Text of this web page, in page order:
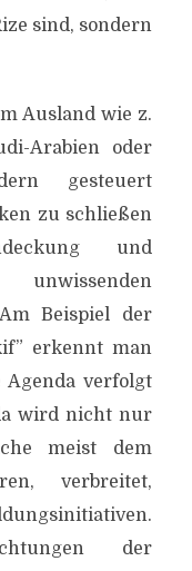
IN
2016
sind, sondern
Ausland wie z.
Arabien oder
gesteuert
zu schließen
und
Beispiel der
erkennt man
Agenda verfolgt
wird nicht nur
meist dem
verbreitet,
der